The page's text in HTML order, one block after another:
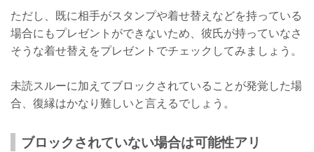
ただし、既に相手がスタンプや着せ替えなどを持っている
場合にもプレゼントができないため、彼氏が持っていなさ
そうな着せ替えをプレゼントでチェックしてみましょう。
未読スルーに加えてブロックされていることが発覚した場
合、復縁はかなり難しいと言えるでしょう。
ブロックされていない場合は可能性アリ